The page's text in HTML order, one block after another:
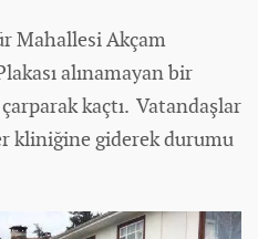
Mahallesi Akçam
alınamayan bir
kaçtı. Vatandaşlar
kliniğine giderek durumu